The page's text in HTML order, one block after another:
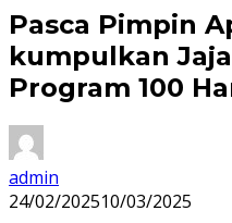
Pasca Pimpin
kumpulkan
Program 100
admin
24/02/202510/03/2025